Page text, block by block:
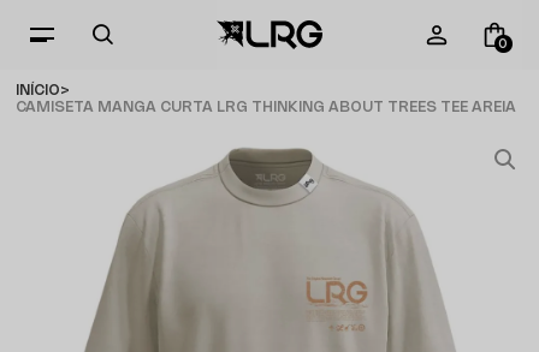
0
INÍCIO
CAMISETA MANGA CURTA LRG THINKING ABOUT TREES TEE AREIA